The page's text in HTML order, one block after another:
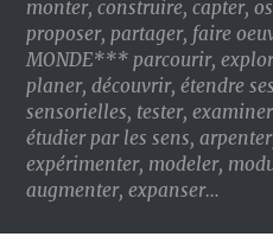
monter, construire, capter,
proposer, partager, faire
MONDE*** parcourir,
planer, découvrir, étendre
sensorielles, tester,
étudier par les sens,
expérimenter, modeler,
augmenter, expanser…